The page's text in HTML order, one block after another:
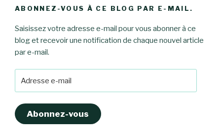
ABONNEZ-VOUS À CE BLOG PAR E-MAIL.
Saisissez votre adresse e-mail pour vous abonner à ce
blog et recevoir une notification de chaque nouvel article
par e-mail.
e-
Abonnez-vous